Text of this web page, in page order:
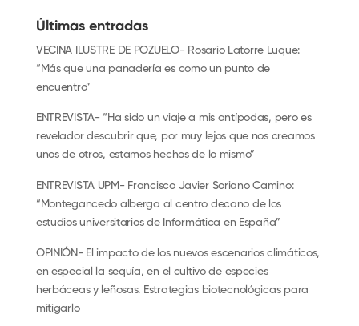
Últimas entradas
VECINA ILUSTRE DE POZUELO- Rosario Latorre Luque:
“Más que una panadería es como un punto de
encuentro”
ENTREVISTA- “Ha sido un viaje a mis antípodas, pero es
revelador descubrir que, por muy lejos que nos creamos
unos de otros, estamos hechos de lo mismo”
ENTREVISTA UPM- Francisco Javier Soriano Camino:
“Montegancedo alberga al centro decano de los
estudios universitarios de Informática en España”
OPINIÓN- El impacto de los nuevos escenarios climáticos,
en especial la sequía, en el cultivo de especies
herbáceas y leñosas. Estrategias biotecnológicas para
mitigarlo